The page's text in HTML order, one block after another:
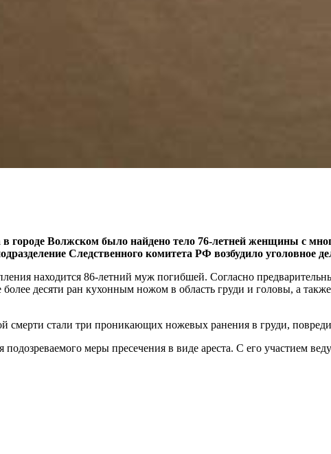
в городе Волжском было найдено тело 76-летней женщины с
Следственного комитета РФ возбудило уголовное
находится 86-летний муж погибшей. Согласно
десяти ран кухонным ножом в область груди и головы, а
смерти стали три проникающих ножевых ранения в груди,
меры пресечения в виде ареста. С его участием